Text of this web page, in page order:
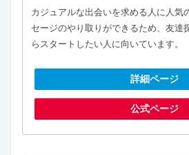
カジュアルな出会いを求める人に人気
セージのやり取りができるため、友達
らスタートしたい人に向いています。
詳細ページ
公式ページ